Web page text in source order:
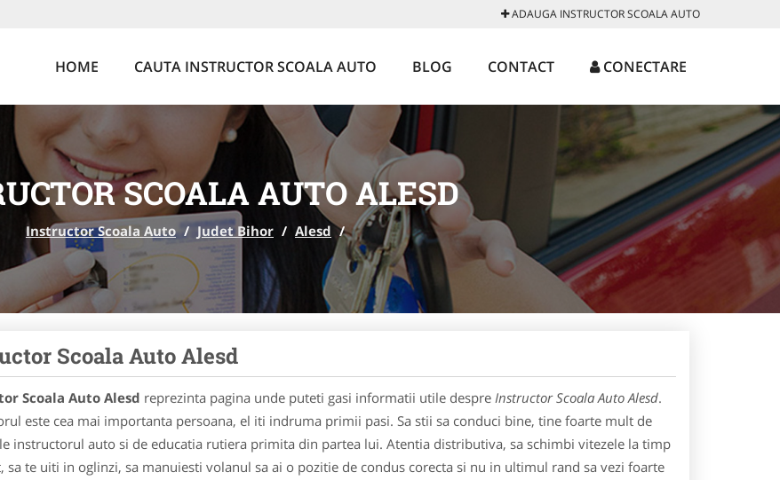
ADAUGA INSTRUCTOR SCOALA AUTO
HOME CAUTA INSTRUCTOR SCOALA AUTO BLOG CONTACT CONECTARE
SCOALA AUTO ALESD
Instructor Scoala Auto / Judet Bihor / Alesd /
Scoala Auto Alesd
Scoala Auto Alesd reprezinta pagina unde puteti gasi informatii utile despre Instructor Scoala Auto Alesd.
este cea mai importanta persoana, el iti indruma primii pasi. Sa stii sa conduci bine, tine foarte mult de
instructorul auto si de educatia rutiera primita din partea lui. Atentia distributiva, sa schimbi vitezele la timp
sa te uiti in oglinzi, sa manuiesti volanul sa ai o pozitie de condus corecta si nu in ultimul rand sa vezi foarte